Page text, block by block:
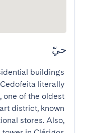
حيّ
buildings
literally
one of the oldest
district, known
stores. Also,